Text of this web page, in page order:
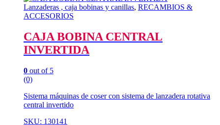
Lanzaderas , caja bobinas y canillas, RECAMBIOS &
ACCESORIOS
CAJA BOBINA CENTRAL
INVERTIDA
0 out of 5
(0)
Sistema máquinas de coser con sistema de lanzadera rotativa
central invertido
SKU: 130141